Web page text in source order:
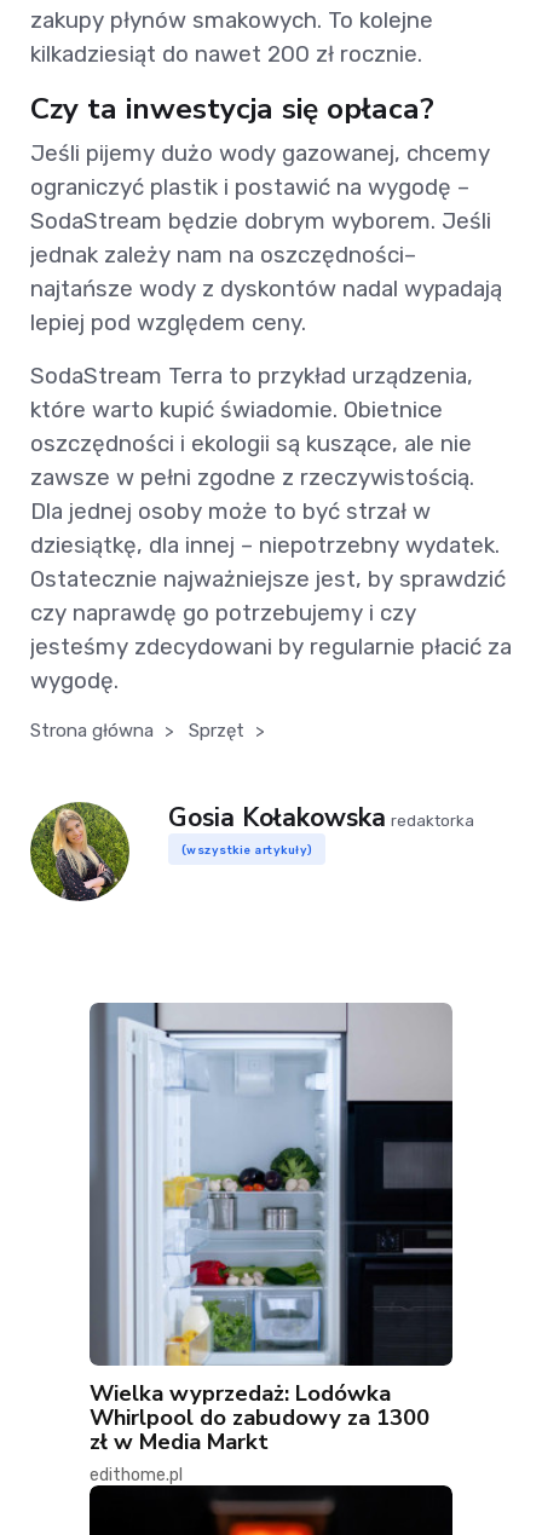
zakupy płynów smakowych. To kolejne
kilkadziesiąt do nawet 200 zł rocznie.
Czy ta inwestycja się opłaca?
Jeśli pijemy dużo wody gazowanej, chcemy
ograniczyć plastik i postawić na wygodę –
SodaStream będzie dobrym wyborem. Jeśli
jednak zależy nam na oszczędności–
najtańsze wody z dyskontów nadal wypadają
lepiej pod względem ceny.
SodaStream Terra to przykład urządzenia,
które warto kupić świadomie. Obietnice
oszczędności i ekologii są kuszące, ale nie
zawsze w pełni zgodne z rzeczywistością.
Dla jednej osoby może to być strzał w
dziesiątkę, dla innej – niepotrzebny wydatek.
Ostatecznie najważniejsze jest, by sprawdzić
czy naprawdę go potrzebujemy i czy
jesteśmy zdecydowani by regularnie płacić za
wygodę.
Strona główna > Sprzęt >
Gosia Kołakowska redaktorka
(wszystkie artykuły)
Wielka wyprzedaż: Lodówka
Whirlpool do zabudowy za 1300
zł w Media Markt
edithome.pl